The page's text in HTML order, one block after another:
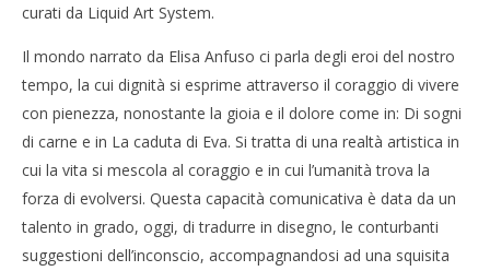
curati da Liquid Art System.
Il mondo narrato da Elisa Anfuso ci parla degli eroi del nostro
tempo, la cui dignità si esprime attraverso il coraggio di vivere
con pienezza, nonostante la gioia e il dolore come in: Di sogni
di carne e in La caduta di Eva. Si tratta di una realtà artistica in
cui la vita si mescola al coraggio e in cui l’umanità trova la
forza di evolversi. Questa capacità comunicativa è data da un
talento in grado, oggi, di tradurre in disegno, le conturbanti
suggestioni dell’inconscio, accompagnandosi ad una squisita